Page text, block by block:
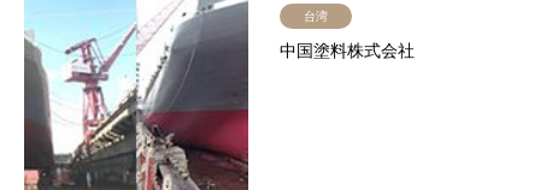
台湾
中国塗料株式会社